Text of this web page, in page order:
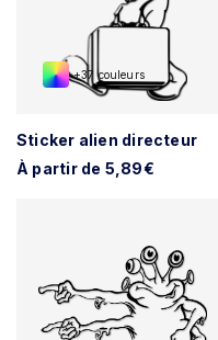
+37 couleurs
Sticker alien directeur
À partir de 5,89€